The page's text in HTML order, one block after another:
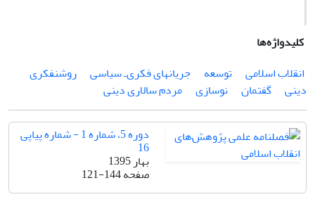
کلیدواژه‌ها
انقلاب اسلامی
توسعه جریان­های فکری‌ـ سیاسی
روشنفکری
دینی
گفتمان نوسازی مردم سالاری دینی
دوره 5، شماره 1 - شماره پیاپی
16
بهار 1395
صفحه121-144